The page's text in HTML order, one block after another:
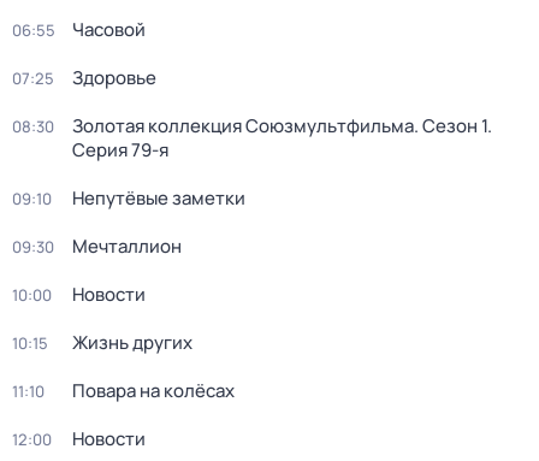
06:55 Часовой
07:25 Здоровье
08:30 Золотая коллекция Союзмультфильма. Сезон 1.
Серия 79-я
09:10 Непутёвые заметки
09:30 Мечталлион
10:00 Новости
10:15 Жизнь других
11:10 Повара на колёсах
12:00 Новости